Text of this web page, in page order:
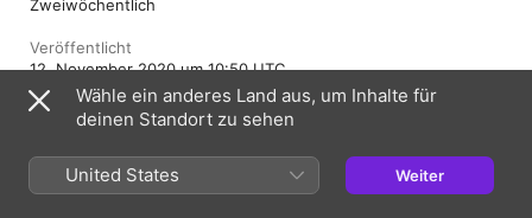
Zweiwöchentlich
Veröffentlicht
12. November 2020 um 10:50 UTC
Länge
Folge
20
Wähle ein anderes Land aus, um Inhalte für
deinen Standort zu sehen
United States Weiter